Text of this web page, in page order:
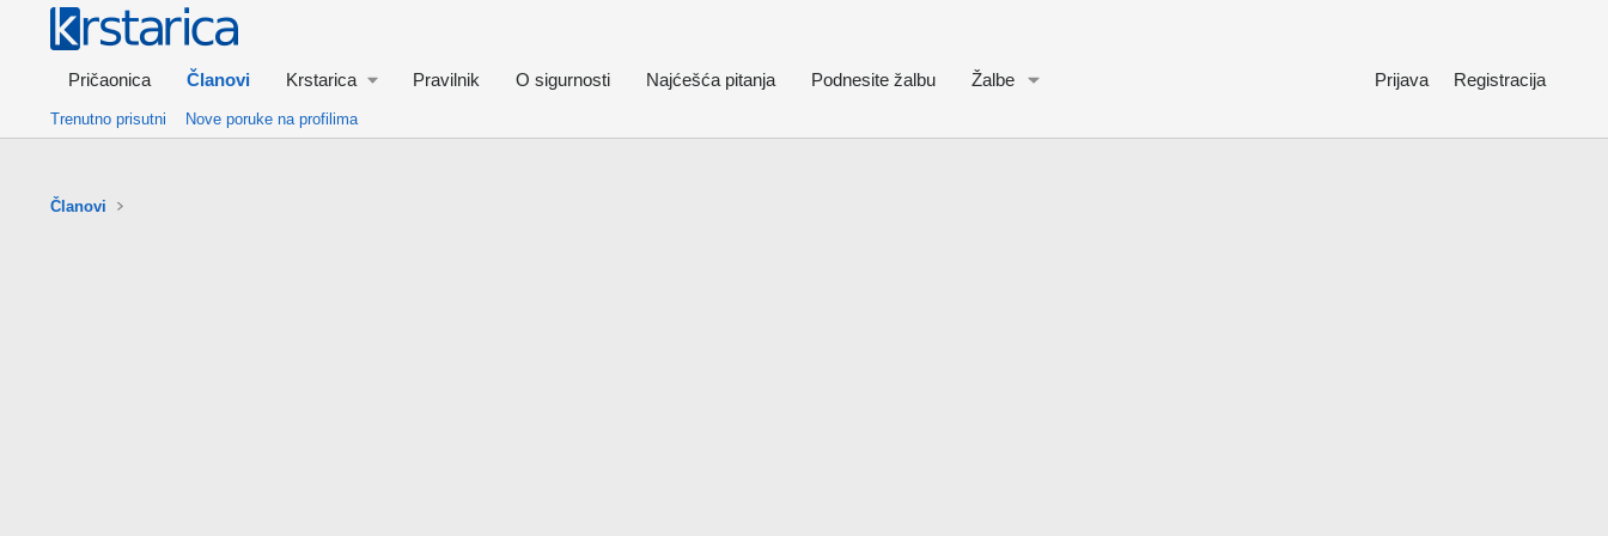
Pričaonica Članovi Krstarica Pravilnik O sigurnosti Najćešća pitanja Podnesite žalbu Žalbe Prijava Registracija
Trenutno prisutni Nove poruke na profilima
Članovi